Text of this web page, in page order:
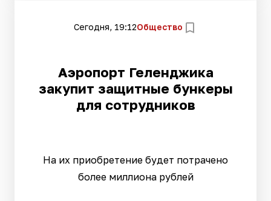
Сегодня, 19:12Общество
Аэропорт Геленджика
закупит защитные бункеры
для сотрудников
На их приобретение будет потрачено
более миллиона рублей